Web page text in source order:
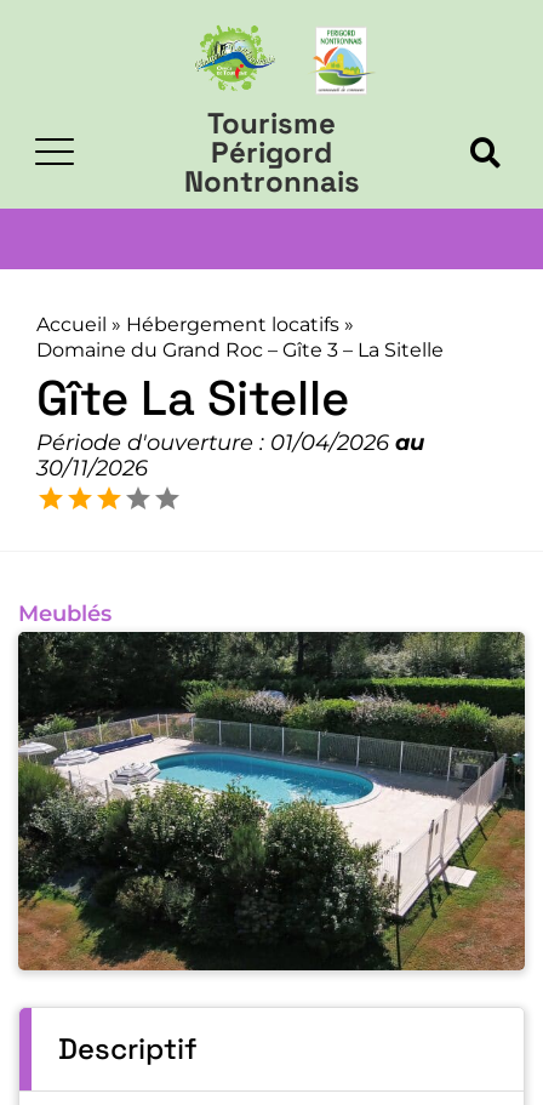
Tourisme
Périgord
Nontronnais
Accueil » Hébergement locatifs »
Domaine du Grand Roc – Gîte 3 – La Sitelle
Gîte La Sitelle
Période d'ouverture : 01/04/2026 au
30/11/2026
Meublés
Descriptif